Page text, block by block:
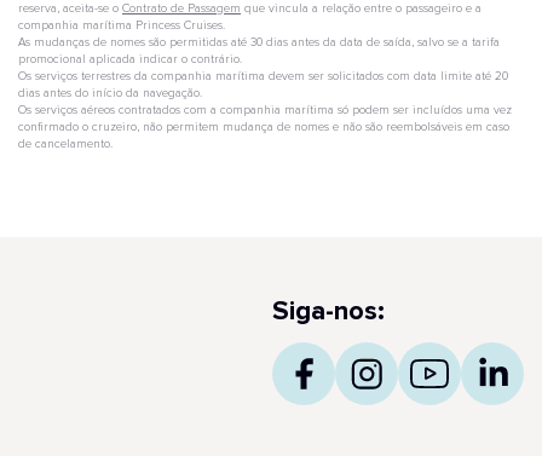
reserva, aceita-se o Contrato de Passagem que vincula a relação entre o passageiro e a
companhia marítima Princess Cruises.
As mudanças de nomes são permitidas até 30 dias antes da data de saída, salvo se a tarifa
promocional aplicada indicar o contrário.
Os serviços terrestres da companhia marítima devem ser solicitados com data limite até 20
dias antes do início da navegação.
Os serviços aéreos contratados com a companhia marítima só podem ser incluídos uma vez
confirmado o cruzeiro, não permitem mudança de nomes e não são reembolsáveis em caso
de cancelamento.
Siga-nos: